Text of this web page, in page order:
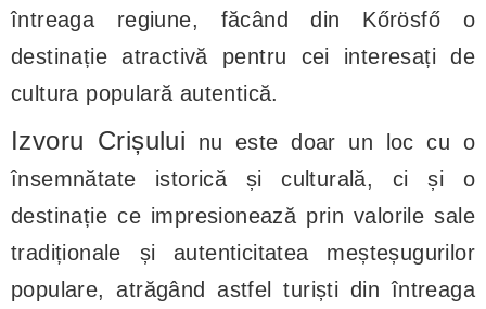
întreaga regiune, făcând din Kőrösfő o
destinație atractivă pentru cei interesați de
cultura populară autentică.
Izvoru Crișului nu este doar un loc cu o
însemnătate istorică și culturală, ci și o
destinație ce impresionează prin valorile sale
tradiționale și autenticitatea meșteșugurilor
populare, atrăgând astfel turiști din întreaga